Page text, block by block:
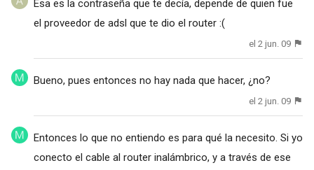
Esa es la contraseña que te decía, depende de quien fue
el proveedor de adsl que te dio el router :(
el 2 jun. 09
Bueno, pues entonces no hay nada que hacer, ¿no?
el 2 jun. 09
Entonces lo que no entiendo es para qué la necesito. Si yo
conecto el cable al router inalámbrico, y a través de ese